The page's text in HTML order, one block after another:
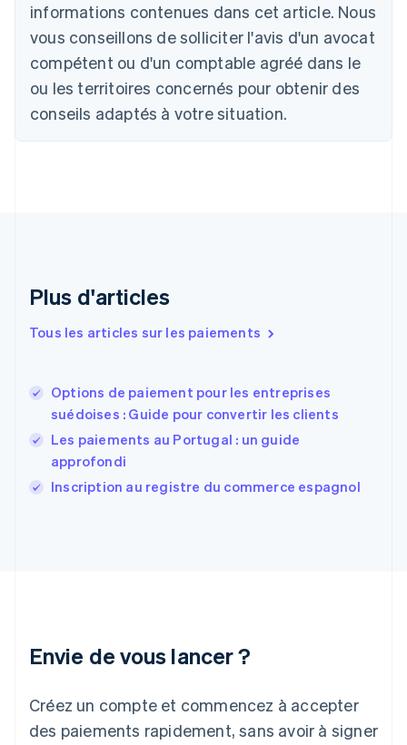
informations contenues dans cet article. Nous
vous conseillons de solliciter l'avis d'un avocat
compétent ou d'un comptable agréé dans le
ou les territoires concernés pour obtenir des
conseils adaptés à votre situation.
Plus d'articles
Tous les articles sur les paiements
Options de paiement pour les entreprises
suédoises : Guide pour convertir les clients
Les paiements au Portugal : un guide
approfondi
Inscription au registre du commerce espagnol
Envie de vous lancer ?
Créez un compte et commencez à accepter
des paiements rapidement, sans avoir à signer
English
Canada
English Français
Chine continentale
简体中文English
Chypre
Croatie
Estonie
États-Unis
EnglishSvenska
France
Gibraltar
English
Grèce
English
Japon
Lettonie
English